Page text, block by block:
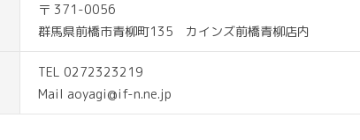
〒 371-0056
群馬県前橋市青柳町135 カインズ前橋青柳店内
TEL 0272323219
Mail aoyagi@if-n.ne.jp